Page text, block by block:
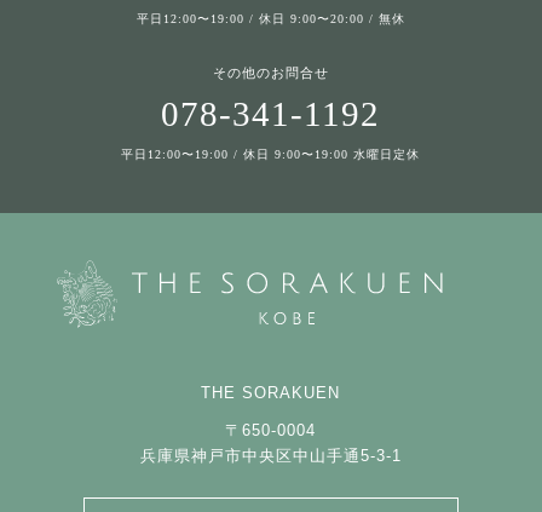
平日12:00〜19:00 / 休日 9:00〜20:00 / 無休
その他のお問合せ
078-341-1192
平日12:00〜19:00 / 休日 9:00〜19:00 水曜日定休
THE SORAKUEN
〒650-0004
兵庫県神戸市中央区中山手通5-3-1